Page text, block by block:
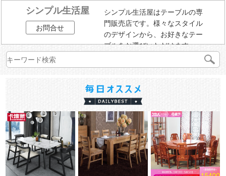
シンプル生活屋
お問合せ
シンプル生活屋はテーブルの専
門販売店です。様々なスタイル
のデザインから、お好きなテー
ブルをお選びいただけます。